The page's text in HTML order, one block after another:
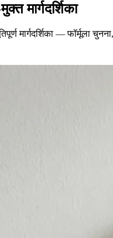
मार्गदर्शिका
मार्गदर्शिका — फॉर्मूला